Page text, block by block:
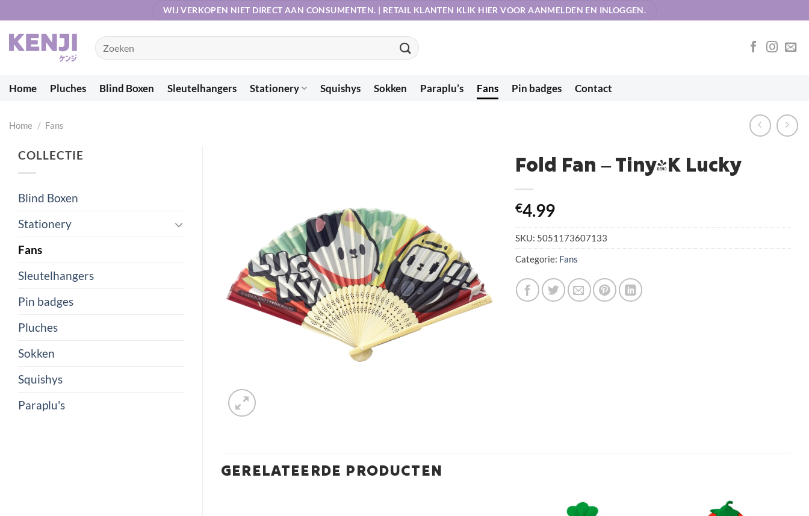
inhoud
WIJ VERKOPEN NIET DIRECT AAN CONSUMENTEN. | RETAIL KLANTEN KLIK HIER VOOR AANMELDEN EN INLOGGEN.
Zoeken
naar:
Home Pluches Blind Boxen Sleutelhangers Stationery Squishys Sokken Paraplu’s Fans Pin badges Contact
Home / Fans
COLLECTIE
Blind Boxen
Stationery
Fans
Sleutelhangers
Pin badges
Pluches
Sokken
Squishys
Paraplu's
Fold Fan – Tiny-K Lucky
€4.99
SKU: 5051173607133
Categorie: Fans
GERELATEERDE PRODUCTEN